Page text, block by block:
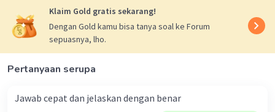
Klaim Gold gratis sekarang!
Dengan Gold kamu bisa tanya soal ke Forum
sepuasnya, lho.
Pertanyaan serupa
Jawab cepat dan jelaskan dengan benar